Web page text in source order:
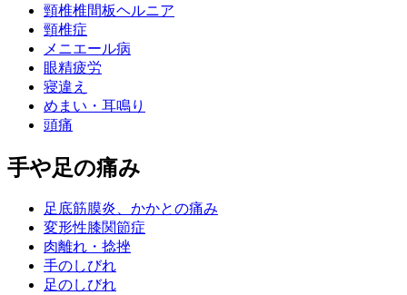
頸椎椎間板ヘルニア
頸椎症
メニエール病
眼精疲労
寝違え
めまい・耳鳴り
頭痛
手や足の痛み
足底筋膜炎、かかとの痛み
変形性膝関節症
肉離れ・捻挫
手のしびれ
足のしびれ